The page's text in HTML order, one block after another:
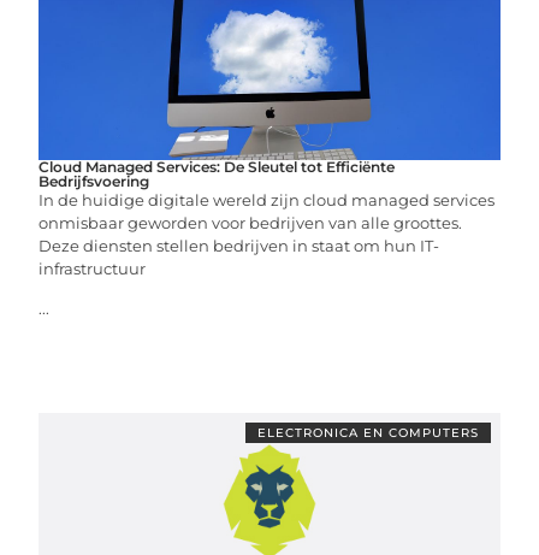
Cloud Managed Services: De Sleutel tot Efficiënte
Bedrijfsvoering
In de huidige digitale wereld zijn cloud managed services
onmisbaar geworden voor bedrijven van alle groottes.
Deze diensten stellen bedrijven in staat om hun IT-
infrastructuur
...
ELECTRONICA EN COMPUTERS